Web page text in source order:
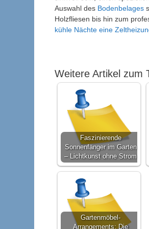
Auswahl des Bodenbelages
Holzfliesen bis hin zum
kühle Nächte eine
Weitere Artikel zum
Faszinierende
Sonnenfänger im Garten
– Lichtkunst ohne Strom
Gartenmöbel-
Arrangements: Die